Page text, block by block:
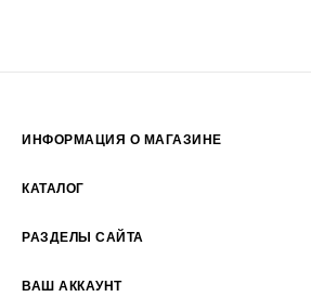
ИНФОРМАЦИЯ О МАГАЗИНЕ
Сб-Вс: 10:00 - 17:00
КАТАЛОГ
РАЗДЕЛЫ САЙТА
ВАШ АККАУНТ